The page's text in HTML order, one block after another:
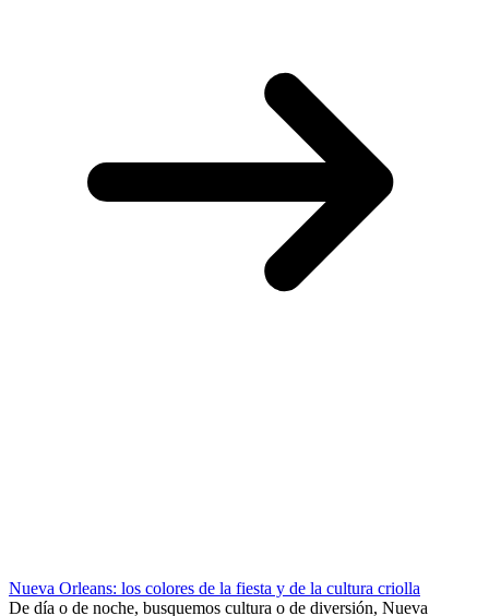
Nueva Orleans: los colores de la fiesta y de la cultura criolla
De día o de noche, busquemos cultura o de diversión, Nueva